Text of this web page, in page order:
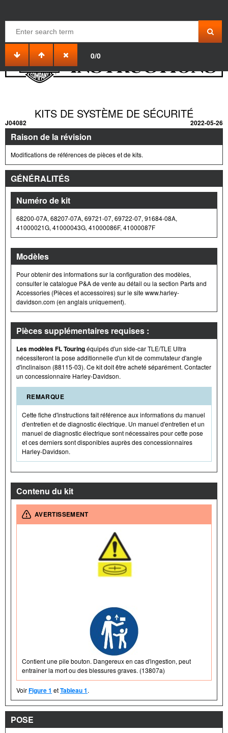
0/0
Montage sur la machine
SYSTÈME DE SÉCURITÉ
KITS DE SYSTÈME DE SÉCURITÉ
J04082 2022-05-26
Raison de la révision
Modifications de références de pièces et de kits.
GÉNÉRALITÉS
Numéro de kit
68200-07A, 68207-07A, 69721-07, 69722-07, 91684-08A,
41000021G, 41000043G, 41000086F, 41000087F
Modèles
Pour obtenir des informations sur la configuration des modèles,
consulter le catalogue P&A de vente au détail ou la section Parts and
Accessories (Pièces et accessoires) sur le site www.harley-
davidson.com (en anglais uniquement).
Pièces supplémentaires requises :
Les modèles FL Touringéquipés d'un side-car TLE/TLE Ultra
nécessiteront la pose additionnelle d'un kit de commutateur d'angle
d'inclinaison (88115-03). Ce kit doit être acheté séparément. Contacter
un concessionnaire Harley-Davidson.
REMARQUE
Cette fiche d'instructions fait référence aux informations du manuel
d'entretien et de diagnostic électrique. Un manuel d'entretien et un
manuel de diagnostic électrique sont nécessaires pour cette pose
et ces derniers sont disponibles auprès des concessionnaires
Harley-Davidson.
Contenu du kit
AVERTISSEMENT
Contient une pile bouton. Dangereux en cas d'ingestion, peut
entraîner la mort ou des blessures graves. (13807a)
VoirFigure 1 etTableau 1.
POSE